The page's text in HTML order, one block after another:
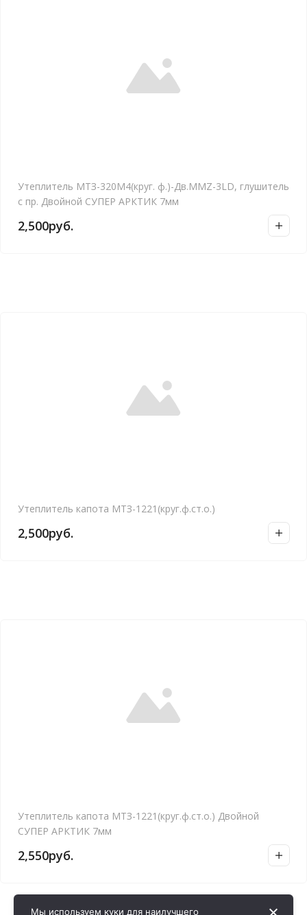
Утеплитель МТЗ-320М4(круг. ф.)-Дв.MMZ-3LD, глушитель
с пр. Двойной СУПЕР АРКТИК 7мм
2,500руб.
Утеплитель капота МТЗ-1221(круг.ф.ст.о.)
2,500руб.
Утеплитель капота МТЗ-1221(круг.ф.ст.о.) Двойной
СУПЕР АРКТИК 7мм
2,550руб.
Мы используем куки для наилучшего